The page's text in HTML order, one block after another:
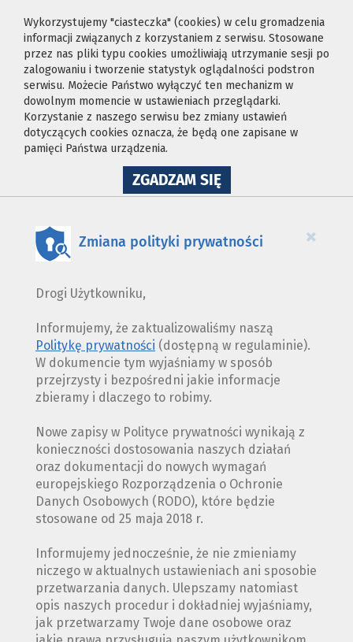
Wykorzystujemy "ciasteczka" (cookies) w celu gromadzenia
informacji związanych z korzystaniem z serwisu. Stosowane
przez nas pliki typu cookies umożliwiają utrzymanie sesji po
zalogowaniu i tworzenie statystyk oglądalności podstron
serwisu. Możecie Państwo wyłączyć ten mechanizm w
dowolnym momencie w ustawieniach przeglądarki.
Korzystanie z naszego serwisu bez zmiany ustawień
dotyczących cookies oznacza, że będą one zapisane w
pamięci Państwa urządzenia.
ZGADZAM SIĘNA
WYKORZYSTANIE
×
Zmiana polityki prywatności
Drogi Użytkowniku,
Informujemy, że zaktualizowaliśmy naszą
Politykę prywatności (dostępną w regulaminie).
W dokumencie tym wyjaśniamy w sposób
przejrzysty i bezpośredni jakie informacje
zbieramy i dlaczego to robimy.
Nowe zapisy w Polityce prywatności wynikają z
konieczności dostosowania naszych działań
oraz dokumentacji do nowych wymagań
europejskiego Rozporządzenia o Ochronie
Danych Osobowych (RODO), które będzie
stosowane od 25 maja 2018 r.
Informujemy jednocześnie, że nie zmieniamy
niczego w aktualnych ustawieniach ani sposobie
przetwarzania danych. Ulepszamy natomiast
opis naszych procedur i dokładniej wyjaśniamy,
jak przetwarzamy Twoje dane osobowe oraz